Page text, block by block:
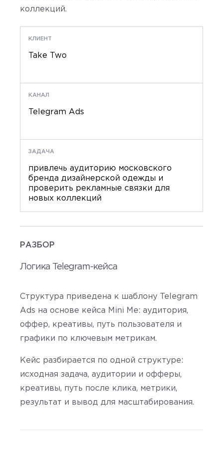
коллекций.
КЛИЕНТ
Take Two
КАНАЛ
Telegram Ads
ЗАДАЧА
привлечь аудиторию московского
бренда дизайнерской одежды и
проверить рекламные связки для
новых коллекций
РАЗБОР
Логика Telegram-кейса
Структура приведена к шаблону Telegram
Ads на основе кейса Mini Me: аудитория,
оффер, креативы, путь пользователя и
графики по ключевым метрикам.
Кейс разбирается по одной структуре:
исходная задача, аудитории и офферы,
креативы, путь после клика, метрики,
результат и вывод для масштабирования.